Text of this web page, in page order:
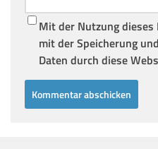
Mit der Nutzung
mit der Speicherung
Daten durch diese